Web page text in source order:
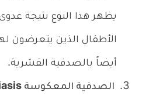
يظهر هذا النوع نتيجة
الأطفال الذين يتعرضون
أيضاً بالصدفية القشرية.
الصدفية المعكوسة Inverse psoriasis: